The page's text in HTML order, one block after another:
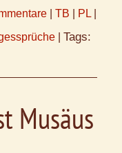
TB PL
Tags:
Musäus